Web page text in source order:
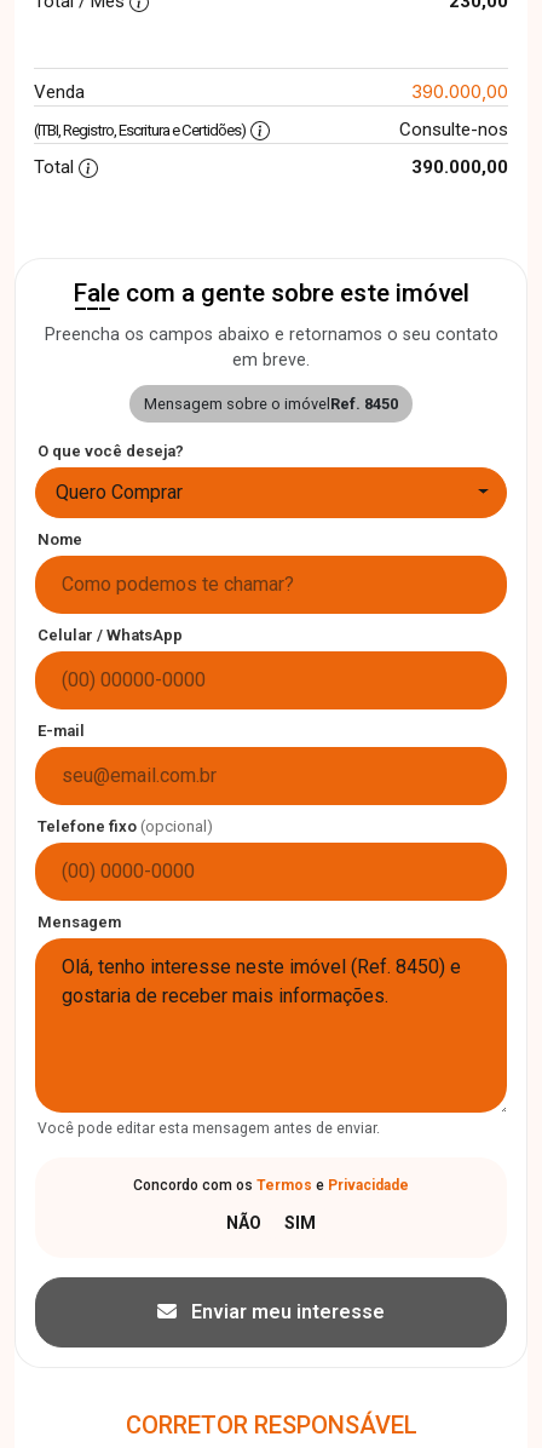
Venda 390.000,00
(ITBI, Registro, Escritura e Certidões)
Consulte-nos
Total
390.000,00
Fale com a gente sobre este imóvel
Preencha os campos abaixo e retornamos o seu contato
em breve.
Mensagem sobre o imóvelRef. 8450
O que você deseja?
Quero Comprar
Nome
Celular / WhatsApp
E-mail
Telefone fixo (opcional)
Mensagem
Você pode editar esta mensagem antes de enviar.
Concordo com os Termos e Privacidade
Enviar meu interesse
CORRETOR RESPONSÁVEL